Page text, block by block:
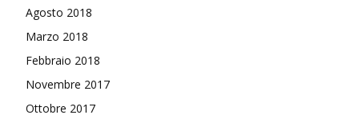
Agosto 2018
Marzo 2018
Febbraio 2018
Novembre 2017
Ottobre 2017